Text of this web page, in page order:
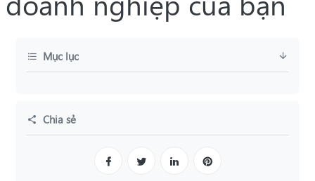
Mục lục
Chia sẻ